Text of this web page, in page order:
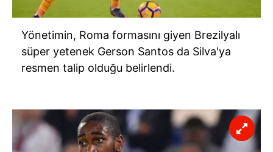
Yönetimin, Roma formasını giyen Brezilyalı
süper yetenek Gerson Santos da Silva'ya
resmen talip olduğu belirlendi.